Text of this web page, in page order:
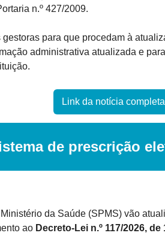
n.º 427/2009.
para que procedam à
administrativa atualizada e
Link da notícia completa
de prescrição
da Saúde (SPMS) vão
ao Decreto-Lei n.º 117/2026,